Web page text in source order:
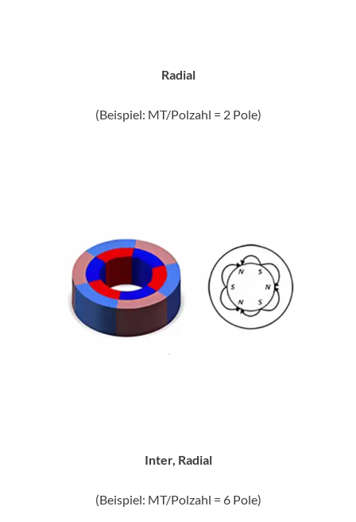
Radial
(Beispiel: MT/Polzahl = 2 Pole)
Inter, Radial
(Beispiel: MT/Polzahl = 6 Pole)